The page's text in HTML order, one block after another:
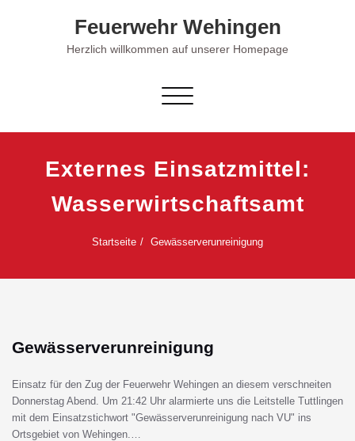
Feuerwehr Wehingen
Herzlich willkommen auf unserer Homepage
Schalte Navigation
Externes Einsatzmittel:
Wasserwirtschaftsamt
Startseite Gewässerverunreinigung
Gewässerverunreinigung
Einsatz für den Zug der Feuerwehr Wehingen an diesem verschneiten
Donnerstag Abend. Um 21:42 Uhr alarmierte uns die Leitstelle Tuttlingen
mit dem Einsatzstichwort "Gewässerverunreinigung nach VU" ins
Ortsgebiet von Wehingen.…